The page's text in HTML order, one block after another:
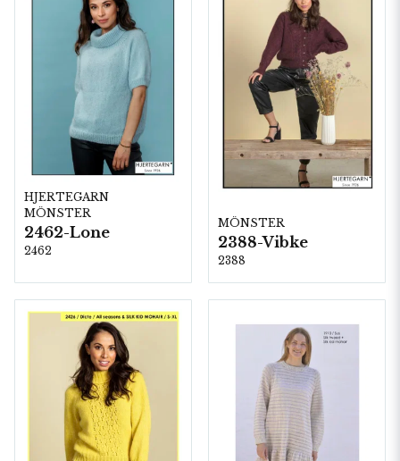
HJERTEGARN
MÖNSTER
2462-Lone
2462
MÖNSTER
2388-Vibke
2388